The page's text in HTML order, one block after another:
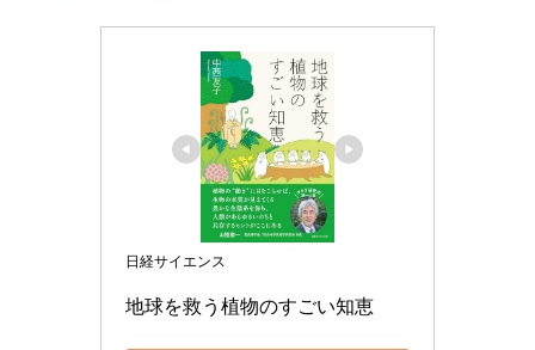
日経サイエンス
地球を救う植物のすごい知恵